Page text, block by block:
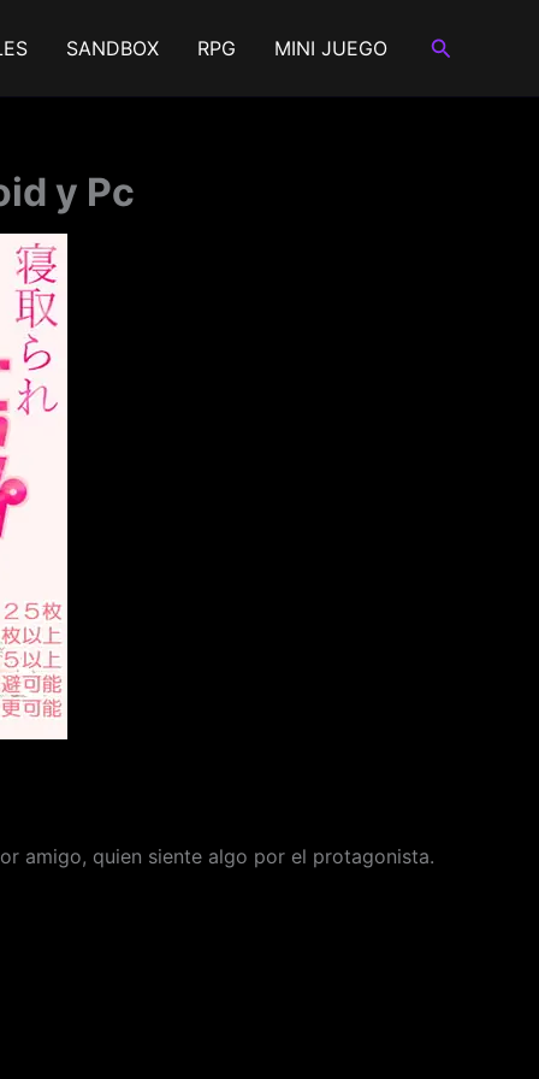
SANDBOX RPG MINI JUEGO Buscar
y Pc
amigo, quien siente algo por el protagonista.